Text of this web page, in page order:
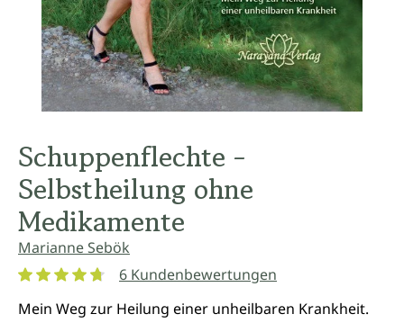
Schuppenflechte -
Selbstheilung ohne
Medikamente
Marianne Sebök
6 Kundenbewertungen
Mein Weg zur Heilung einer unheilbaren Krankheit.